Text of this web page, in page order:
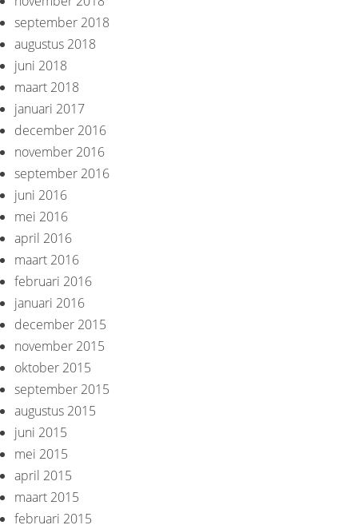
september 2018
augustus 2018
juni 2018
maart 2018
januari 2017
december 2016
november 2016
september 2016
juni 2016
mei 2016
april 2016
maart 2016
februari 2016
januari 2016
december 2015
november 2015
oktober 2015
september 2015
augustus 2015
juni 2015
mei 2015
april 2015
maart 2015
februari 2015